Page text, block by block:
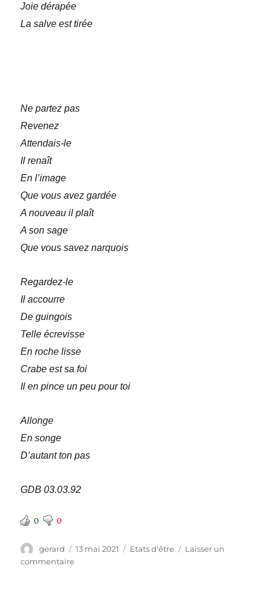
Joie dérapée
La salve est tirée
Ne partez pas
Revenez
Attendais-le
Il renaît
En l’image
Que vous avez gardée
A nouveau il plaît
A son sage
Que vous savez narquois
Regardez-le
Il accourre
De guingois
Telle écrevisse
En roche lisse
Crabe est sa foi
Il en pince un peu pour toi
Allonge
En songe
D’autant ton pas
GDB 03.03.92
0 0
Auteur
gerard
Publié
13 mai 2021 Catégories
Etats d'être
Laisser un
commentairesur